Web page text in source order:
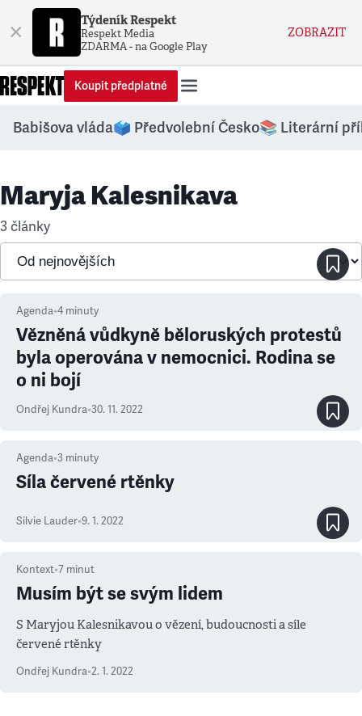
× Týdeník Respekt
Respekt Media
ZDARMA - na Google Play
ZOBRAZIT
Koupit předplatné
Babišova vláda🗳️ Předvolební Česko📚 Literární
Maryja Kalesnikava
3 články
Agenda•4 minuty
Vězněná vůdkyně běloruských protestů
byla operována v nemocnici. Rodina se
o ni bojí
Ondřej Kundra•30. 11. 2022
Agenda•3 minuty
Síla červené rtěnky
Silvie Lauder•9. 1. 2022
Kontext•7 minut
Musím být se svým lidem
S Maryjou Kalesnikavou o vězení, budoucnosti a síle
červené rtěnky
Ondřej Kundra•2. 1. 2022